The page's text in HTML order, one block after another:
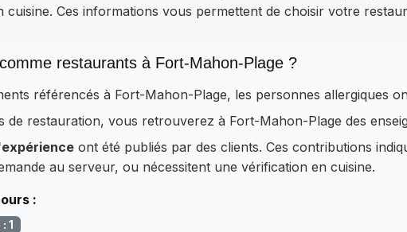
Ces informations vous permettent de choisir votre
restaurants à Fort-Mahon-Plage ?
référencés à Fort-Mahon-Plage, les personnes allergiques
de restauration, vous retrouverez à Fort-Mahon-Plage des
ont été publiés par des clients. Ces contributions
au serveur, ou nécessitent une vérification en cuisine.
:
1